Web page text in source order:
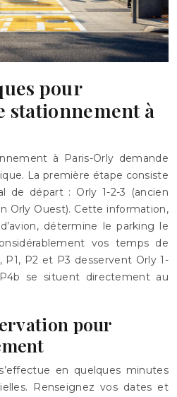
pour
stationnement à
à Paris-Orly demande
La première étape consiste
de départ : Orly 1-2-3 (ancien
Orly Ouest). Cette information,
détermine le parking le
vos temps de
P2 et P3 desservent Orly 1-
se situent directement au
pour
en quelques minutes
Renseignez vos dates et